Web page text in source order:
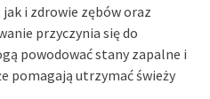
i zdrowie zębów oraz
przyczynia się do
powodować stany zapalne i
pomagają utrzymać świeży